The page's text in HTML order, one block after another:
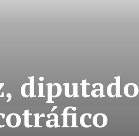
diputado